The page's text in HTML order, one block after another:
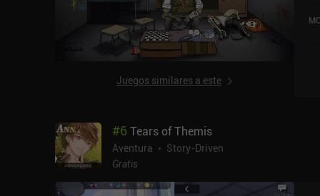
Juegos similares a este
#6 Tears of Themis
Aventura
Story-Driven
Gratis